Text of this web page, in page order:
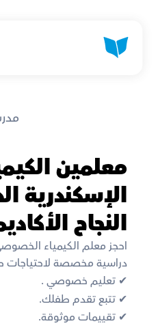
النجاح
دراسية مخصصة
✔︎ تعليم خصوصي .
✔︎ تتبع تقدم طفلك.
✔︎ تقييمات موثوقة.